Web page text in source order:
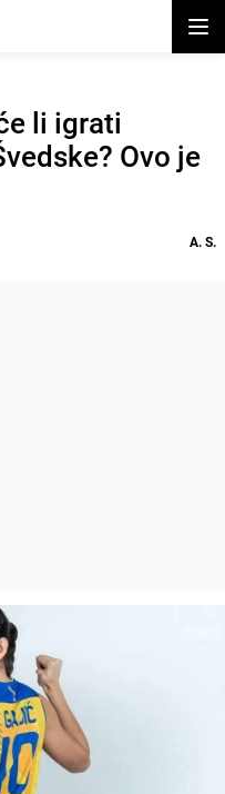
li igrati
Ovo je
A. S.